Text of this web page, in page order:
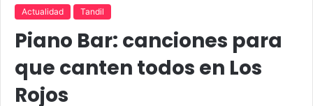
Actualidad Tandil
Piano Bar: canciones para
que canten todos en Los
Rojos